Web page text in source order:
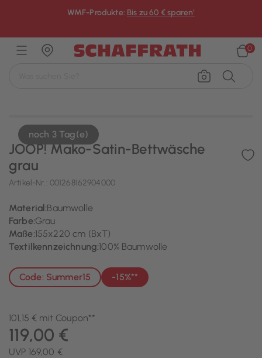
WMF-Produkte: Bis zu 60 € sparen¹
0
noch 3 Tag(e)
JOOP! Mako-Satin-Bettwäsche
grau
Artikel-Nr.: 001268162904000
Material:Baumwolle
Farbe:Grau
Maße:155x220 cm (BxT)
Textilkennzeichnung:100% Baumwolle
Code: Summer15 -15%**
101,15 € mit Coupon**
UVP 169,00 €
119,00 €